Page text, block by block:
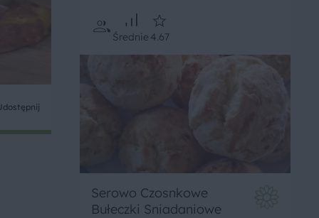
Średnie 4.67
Serowo Czosnkowe
Bułeczki Sniadaniowe